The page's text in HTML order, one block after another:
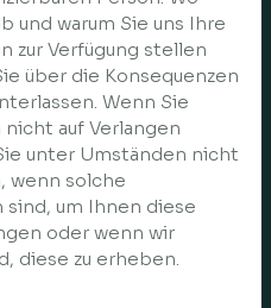
und warum Sie uns Ihre
zur Verfügung stellen
über die Konsequenzen
Wenn Sie
auf Verlangen
unter Umständen nicht
wenn solche
um Ihnen diese
oder wenn wir
diese zu erheben.